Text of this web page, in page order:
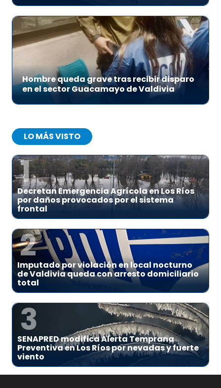
Hombre queda grave tras recibir disparo
en el sector Guacamayo de Valdivia
LO MÁS VISTO
1
Decretan Emergencia Agrícola en Los Ríos
por daños provocados por el sistema
frontal
2
Imputado por violación en local nocturno
de Valdivia queda con arresto domiciliario
total
3
SENAPRED modifica Alerta Temprana
Preventiva en Los Ríos por nevadas y fuerte
viento